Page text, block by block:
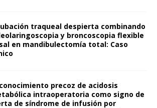
traqueal despierta combinando
y broncoscopia flexible
en mandibulectomía total: Caso
precoz de acidosis
intraoperatoria como signo de
de síndrome de infusión por